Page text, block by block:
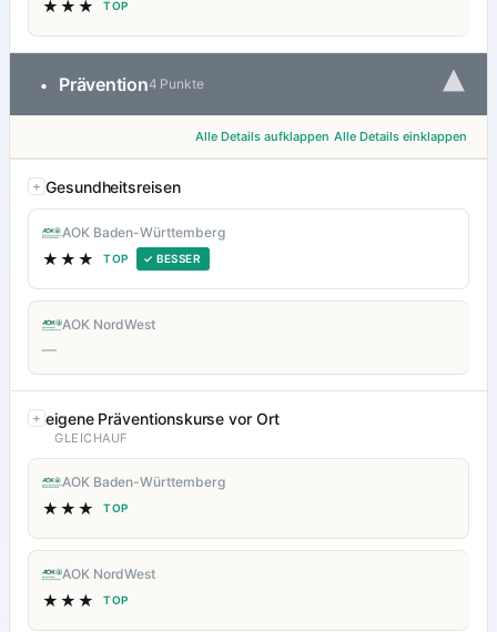
★★★ TOP
• Prävention4 Punkte ▾
Alle Details aufklappen Alle Details einklappen
Gesundheitsreisen
AOK Baden-Württemberg
★★★ TOP ✓ BESSER
AOK NordWest
—
eigene Präventionskurse vor Ort
GLEICHAUF
AOK Baden-Württemberg
★★★ TOP
AOK NordWest
★★★ TOP